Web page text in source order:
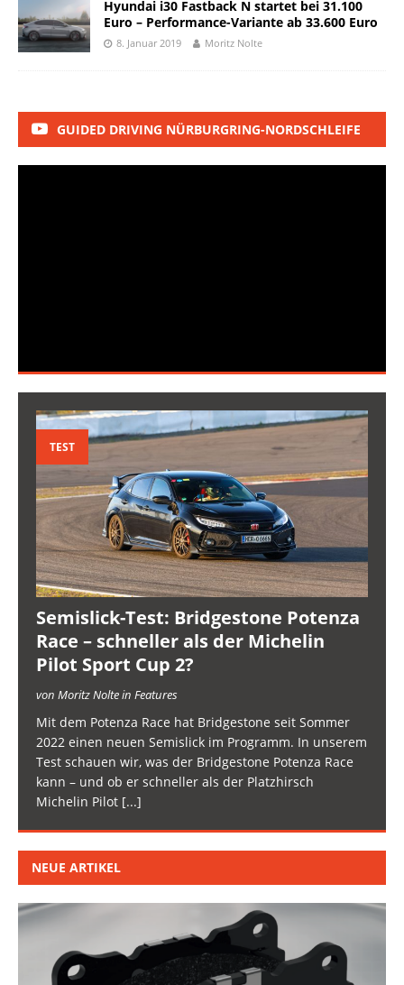
Hyundai i30 Fastback N startet bei 31.100
Euro – Performance-Variante ab 33.600 Euro
8. Januar 2019 Moritz Nolte
GUIDED DRIVING NÜRBURGRING-NORDSCHLEIFE
TEST
Semislick-Test: Bridgestone Potenza
Race – schneller als der Michelin
Pilot Sport Cup 2?
von Moritz Nolte in Features
Mit dem Potenza Race hat Bridgestone seit Sommer
2022 einen neuen Semislick im Programm. In unserem
Test schauen wir, was der Bridgestone Potenza Race
kann – und ob er schneller als der Platzhirsch
Michelin Pilot [...]
NEUE ARTIKEL